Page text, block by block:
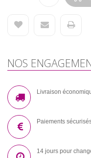
NOS
Livraison
Paiements
14 jours pour